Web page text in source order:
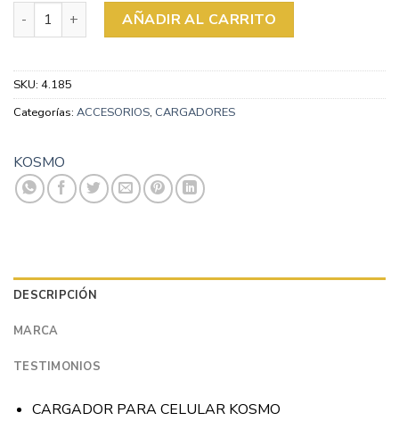
CARGADOR CELULAR KOSMO 1A cantidad
AÑADIR AL CARRITO
SKU: 4.185
Categorías: ACCESORIOS, CARGADORES
KOSMO
DESCRIPCIÓN
MARCA
TESTIMONIOS
CARGADOR PARA CELULAR KOSMO